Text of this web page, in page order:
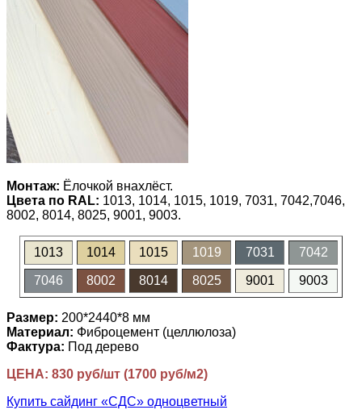
Монтаж: Ёлочкой внахлёст.
Цвета по RAL: 1013, 1014, 1015, 1019, 7031, 7042,7046,
8002, 8014, 8025, 9001, 9003.
1013 1014 1015 1019 7031 7042
7046 8002 8014 8025 9001 9003
Размер: 200*2440*8 мм
Материал: Фиброцемент (целлюлоза)
Фактура: Под дерево
ЦЕНА: 830 руб/шт (1700 руб/м2)
Купить сайдинг «СДС» одноцветный